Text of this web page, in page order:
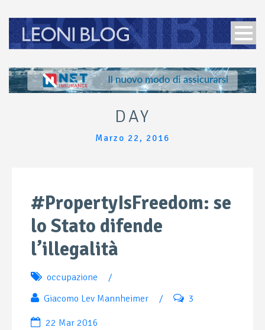
DAY
Marzo 22, 2016
#PropertyIsFreedom: se
lo Stato difende
l’illegalità
occupazione
/
Giacomo Lev Mannheimer
/ 3
22 Mar 2016